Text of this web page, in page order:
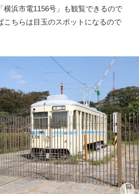
横浜市電1156号」も観覧できるので
こちらは目玉のスポットになるので